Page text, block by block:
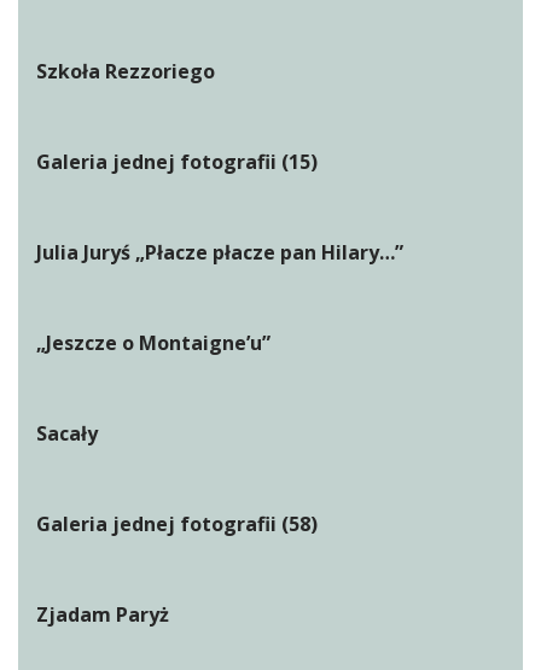
Szkoła Rezzoriego
Galeria jednej fotografii (15)
Julia Juryś „Płacze płacze pan Hilary…”
„Jeszcze o Montaigne’u”
Sacały
Galeria jednej fotografii (58)
Zjadam Paryż